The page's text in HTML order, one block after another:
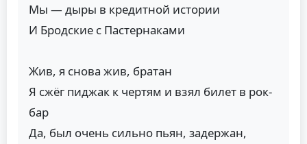
Мы — дыры в кредитной истории
И Бродские с Пастернаками
Жив, я снова жив, братан
Я сжёг пиджак к чертям и взял билет в рок-
бар
Да, был очень сильно пьян, задержан,